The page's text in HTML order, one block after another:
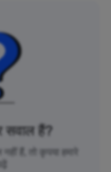
सवाल हैं?
हैं, तो कृपया हमारे